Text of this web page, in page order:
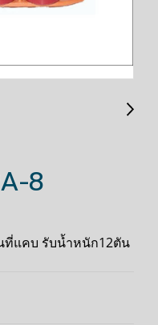
8
ที่แคบ รับน้ำหนัก12ตัน